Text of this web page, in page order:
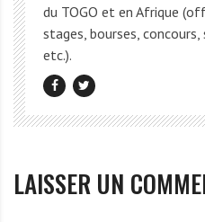
du TOGO et en Afrique
stages, bourses,
etc.).
LAISSER UN